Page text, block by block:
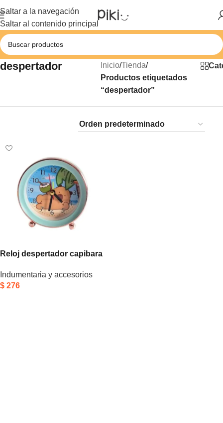
Saltar a la navegación
Saltar al contenido principal
despertador Inicio/Tienda/
Productos etiquetados
“despertador”
Reloj despertador capibara
Indumentaria y accesorios
$ 276